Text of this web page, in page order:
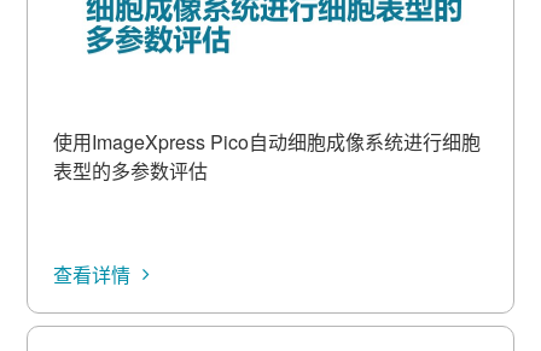
使用ImageXpress Pico自动细胞成像系统进行细胞
表型的多参数评估
查看详情